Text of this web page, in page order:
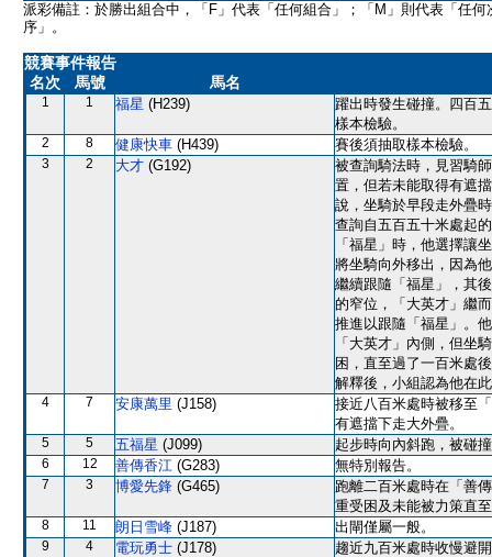
派彩備註：於勝出組合中，「F」代表「任何組合」；「M」則代表「任何
序」。
競賽事件報告
名次
馬號 馬名
1 1 福星 (H239)
躍出時發生碰撞。四百
樣本檢驗。
2 8 健康快車 (H439) 賽後須抽取樣本檢驗。
3 2 大才 (G192)
被查詢騎法時，見習騎
置，但若未能取得有遮
說，坐騎於早段走外疊
查詢自五百五十米處起
「福星」時，他選擇讓
將坐騎向外移出，因為
繼續跟隨「福星」，其
的窄位，「大英才」繼
推進以跟隨「福星」。
「大英才」內側，但坐
困，直至過了一百米處
解釋後，小組認為他在
4 7 安康萬里 (J158)
接近八百米處時被移至
有遮擋下走大外疊。
5 5 五福星 (J099) 起步時向內斜跑，被碰
6 12 善傳香江 (G283) 無特別報告。
7 3 博愛先鋒 (G465)
跑離二百米處時在「善
重受困及未能被力策直
8 11 朗日雪峰 (J187) 出閘僅屬一般。
9 4 電玩勇士 (J178)
趨近九百米處時收慢避